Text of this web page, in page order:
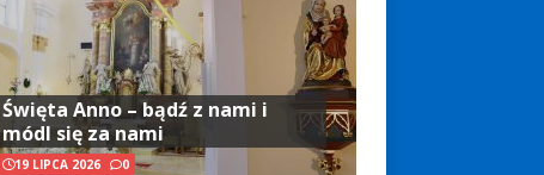
Święta Anno – bądź z nami i
módl się za nami
19 LIPCA 2026 0